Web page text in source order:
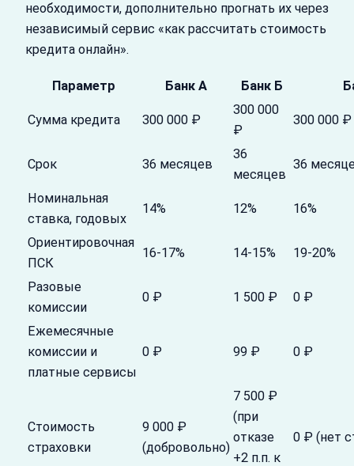
необходимости, дополнительно прогнать их через
независимый сервис «как рассчитать стоимость
кредита онлайн».
Параметр Банк А Банк Б
Сумма кредита 300 000 ₽
300 000
₽
300 000 ₽
Срок 36 месяцев
36
месяцев
36
Номинальная
ставка, годовых
14% 12% 16%
Ориентировочная
ПСК
16-17% 14-15% 19-20%
Разовые
комиссии
0 ₽ 1 500 ₽ 0 ₽
Ежемесячные
комиссии и
платные сервисы
0 ₽ 99 ₽ 0 ₽
Стоимость
страховки
9 000 ₽
(добровольно)
7 500 ₽
(при
отказе
+2 п.п. к
0 ₽ (нет